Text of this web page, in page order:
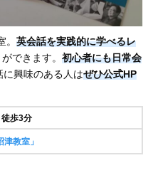
英会話を実践的に学べるレ
できます。 初心者にも日常会
に興味のある人はぜひ公式HP
歩3分
教室」